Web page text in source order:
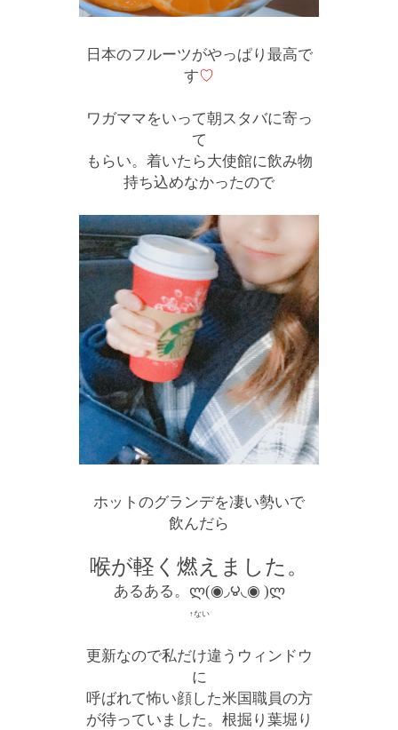
日本のフルーツがやっぱり最高で
す♡
ワガママをいって朝スタバに寄っ
て
もらい。着いたら大使館に飲み物
持ち込めなかったので
ホットのグランデを凄い勢いで
飲んだら
喉が軽く燃えました。
あるある。ლ(◉◞౪◟◉ )ლ
↑ない
更新なので私だけ違うウィンドウ
に
呼ばれて怖い顔した米国職員の方
が待っていました。根掘り葉堀り